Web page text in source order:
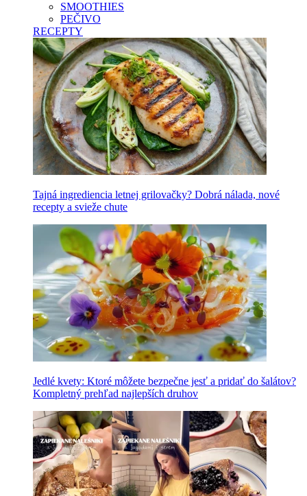
SMOOTHIES
PEČIVO
RECEPTY
Tajná ingrediencia letnej grilovačky? Dobrá nálada, nové
recepty a svieže chute
Jedlé kvety: Ktoré môžete bezpečne jesť a pridať do šalátov?
Kompletný prehľad najlepších druhov